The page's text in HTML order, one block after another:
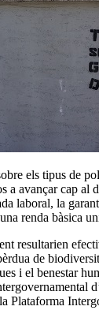
els tipus de
a avançar cap al
laboral, la
renda bàsica
resultarien
de
i el benestar
Plataforma